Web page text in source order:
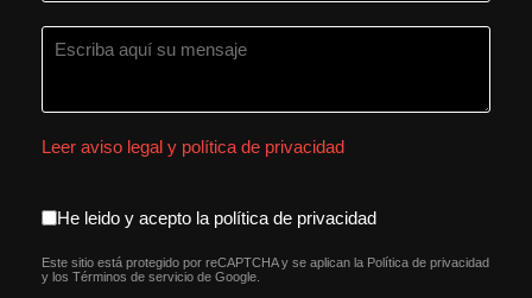
Leer aviso legal y política de privacidad
aceptacion política de
He leido y acepto la política de privacidad
reCAPTCHA*
Este sitio está protegido por reCAPTCHA y se aplican la Política de privacidad
y los Términos de servicio de Google.